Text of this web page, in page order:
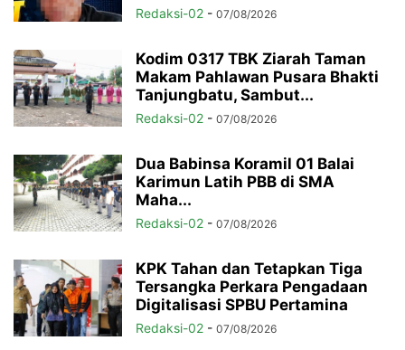
Redaksi-02 - 07/08/2026
Kodim 0317 TBK Ziarah Taman
Makam Pahlawan Pusara Bhakti
Tanjungbatu, Sambut...
Redaksi-02 - 07/08/2026
Dua Babinsa Koramil 01 Balai
Karimun Latih PBB di SMA
Maha...
Redaksi-02 - 07/08/2026
KPK Tahan dan Tetapkan Tiga
Tersangka Perkara Pengadaan
Digitalisasi SPBU Pertamina
Redaksi-02 - 07/08/2026